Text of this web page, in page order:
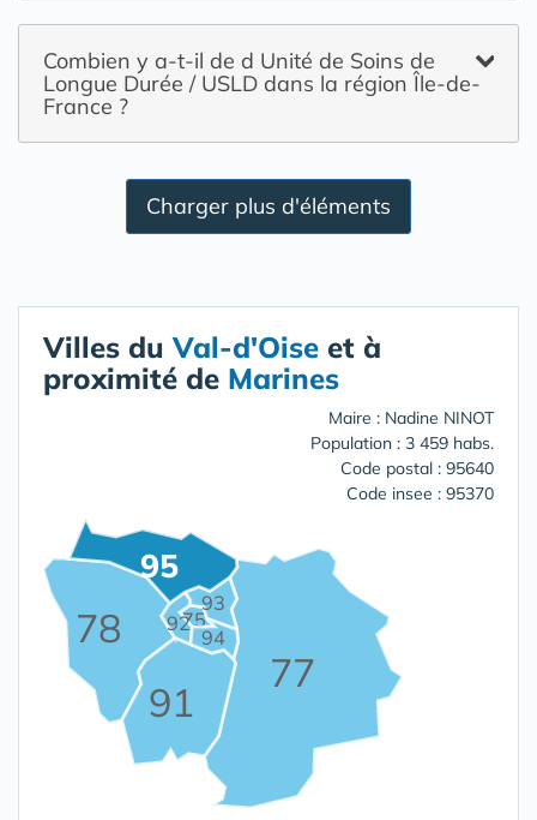
Combien y a-t-il de d Unité de Soins de
Longue Durée / USLD dans la région Île-de-
France ?
Charger plus d'éléments
Villes duVal-d'Oise et à
proximité de Marines
Maire : Nadine NINOT
Population : 3 459 habs.
Code postal : 95640
Code insee : 95370
75
77
78
91
92
93
94
95